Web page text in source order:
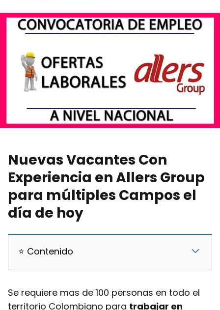
Nuevas Vacantes Con
Experiencia en Allers Group
para múltiples Campos el
día de hoy
⭐ Contenido
Se requiere mas de 100 personas en todo el
territorio Colombiano para trabajar en